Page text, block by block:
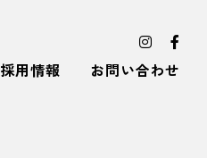
採用情報 お問い合わせ